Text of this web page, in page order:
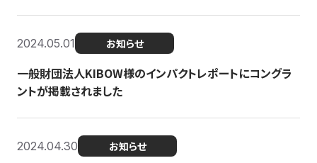
2024.05.01 お知らせ
一般財団法人KIBOW様のインパクトレポートにコングラ
ントが掲載されました
2024.04.30 お知らせ